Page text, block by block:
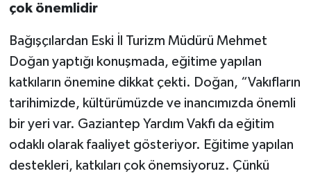
çok önemlidir
Bağışçılardan Eski İl Turizm Müdürü Mehmet
Doğan yaptığı konuşmada, eğitime yapılan
katkıların önemine dikkat çekti. Doğan, “Vakıfların
tarihimizde, kültürümüzde ve inancımızda önemli
bir yeri var. Gaziantep Yardım Vakfı da eğitim
odaklı olarak faaliyet gösteriyor. Eğitime yapılan
destekleri, katkıları çok önemsiyoruz. Çünkü